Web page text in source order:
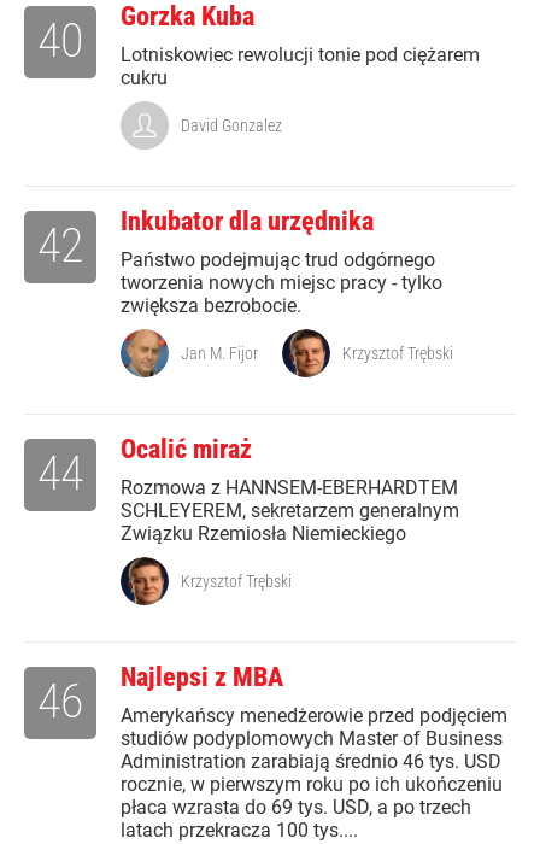
Gorzka Kuba
Lotniskowiec rewolucji tonie pod ciężarem
cukru
40
David Gonzalez
Inkubator dla urzędnika
Państwo podejmując trud odgórnego
tworzenia nowych miejsc pracy - tylko
zwiększa bezrobocie.
42
Jan M. Fijor Krzysztof Trębski
Ocalić miraż
Rozmowa z HANNSEM-EBERHARDTEM
SCHLEYEREM, sekretarzem generalnym
Związku Rzemiosła Niemieckiego
44
Krzysztof Trębski
Najlepsi z MBA
Amerykańscy menedżerowie przed podjęciem
studiów podyplomowych Master of Business
Administration zarabiają średnio 46 tys. USD
rocznie, w pierwszym roku po ich ukończeniu
płaca wzrasta do 69 tys. USD, a po trzech
latach przekracza 100 tys....
46